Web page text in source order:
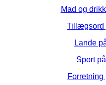
Mad og
Tillægsord
Lande
Sport